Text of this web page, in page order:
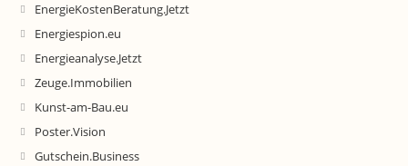
EnergieKostenBeratung.Jetzt
Energiespion.eu
Energieanalyse.Jetzt
Zeuge.Immobilien
Kunst-am-Bau.eu
Poster.Vision
Gutschein.Business